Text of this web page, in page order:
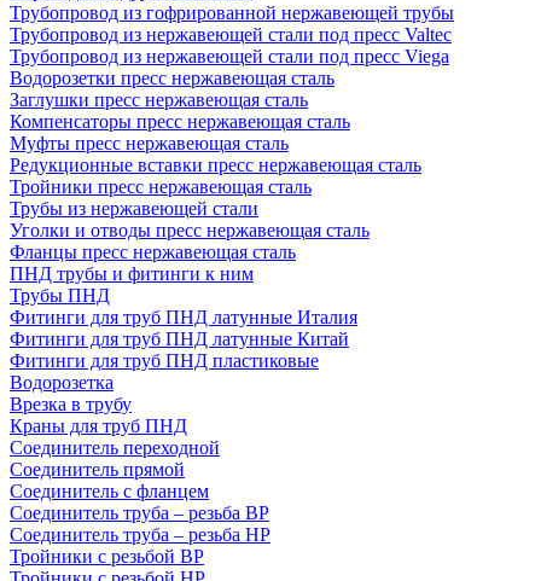
Трубопровод из гофрированной нержавеющей трубы
Трубопровод из нержавеющей стали под пресс Valtec
Трубопровод из нержавеющей стали под пресс Viega
Водорозетки пресс нержавеющая сталь
Заглушки пресс нержавеющая сталь
Компенсаторы пресс нержавеющая сталь
Муфты пресс нержавеющая сталь
Редукционные вставки пресс нержавеющая сталь
Тройники пресс нержавеющая сталь
Трубы из нержавеющей стали
Уголки и отводы пресс нержавеющая сталь
Фланцы пресс нержавеющая сталь
ПНД трубы и фитинги к ним
Трубы ПНД
Фитинги для труб ПНД латунные Италия
Фитинги для труб ПНД латунные Китай
Фитинги для труб ПНД пластиковые
Водорозетка
Врезка в трубу
Краны для труб ПНД
Соединитель переходной
Соединитель прямой
Соединитель с фланцем
Соединитель труба – резьба ВР
Соединитель труба – резьба НР
Тройники с резьбой ВР